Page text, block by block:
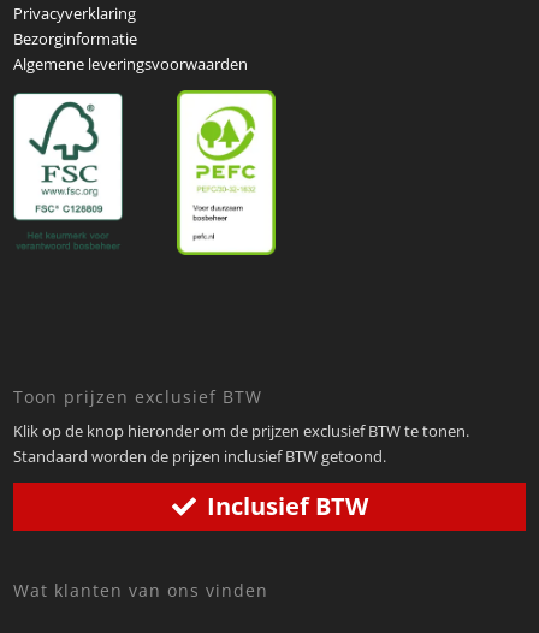
Privacyverklaring
Bezorginformatie
Algemene leveringsvoorwaarden
Toon prijzen exclusief BTW
Klik op de knop hieronder om de prijzen exclusief BTW te tonen.
Standaard worden de prijzen inclusief BTW getoond.
Inclusief BTW
Wat klanten van ons vinden